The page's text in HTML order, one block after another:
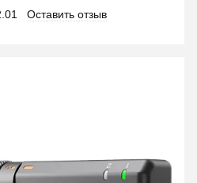
Оставить отзыв